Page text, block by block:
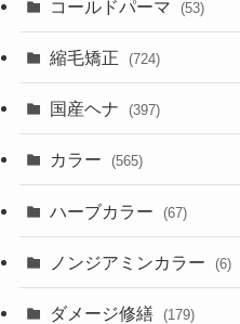
コールドパーマ (53)
縮毛矯正 (724)
国産ヘナ (397)
カラー (565)
ハーブカラー (67)
ノンジアミンカラー (6)
ダメージ修繕 (179)